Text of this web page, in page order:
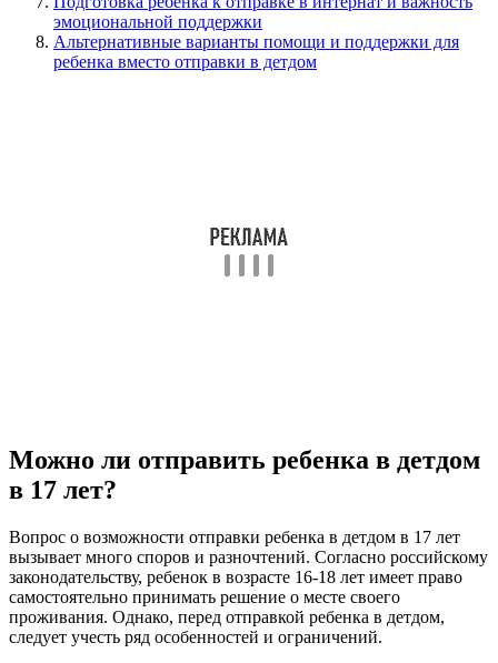
эмоциональной поддержки
Альтернативные варианты помощи и поддержки для
ребенка вместо отправки в детдом
Можно ли отправить ребенка в детдом
в 17 лет?
Вопрос о возможности отправки ребенка в детдом в 17 лет
вызывает много споров и разночтений. Согласно российскому
законодательству, ребенок в возрасте 16-18 лет имеет право
самостоятельно принимать решение о месте своего
проживания. Однако, перед отправкой ребенка в детдом,
следует учесть ряд особенностей и ограничений.